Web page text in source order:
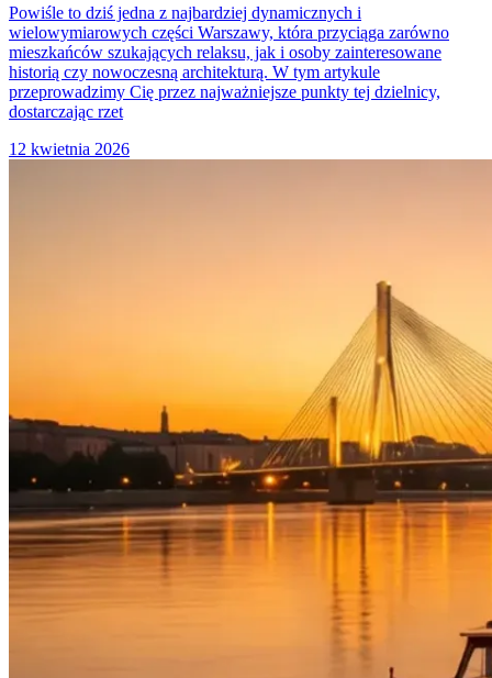
Powiśle to dziś jedna z najbardziej dynamicznych i
wielowymiarowych części Warszawy, która przyciąga zarówno
mieszkańców szukających relaksu, jak i osoby zainteresowane
historią czy nowoczesną architekturą. W tym artykule
przeprowadzimy Cię przez najważniejsze punkty tej dzielnicy,
dostarczając rzet
12 kwietnia 2026